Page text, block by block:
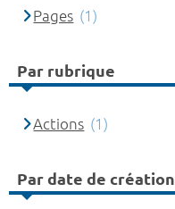
Pages (1)
Par rubrique
Actions (1)
Par date de création